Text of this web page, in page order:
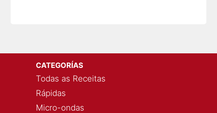
CATEGORÍAS
Todas as Receitas
Rápidas
Micro-ondas